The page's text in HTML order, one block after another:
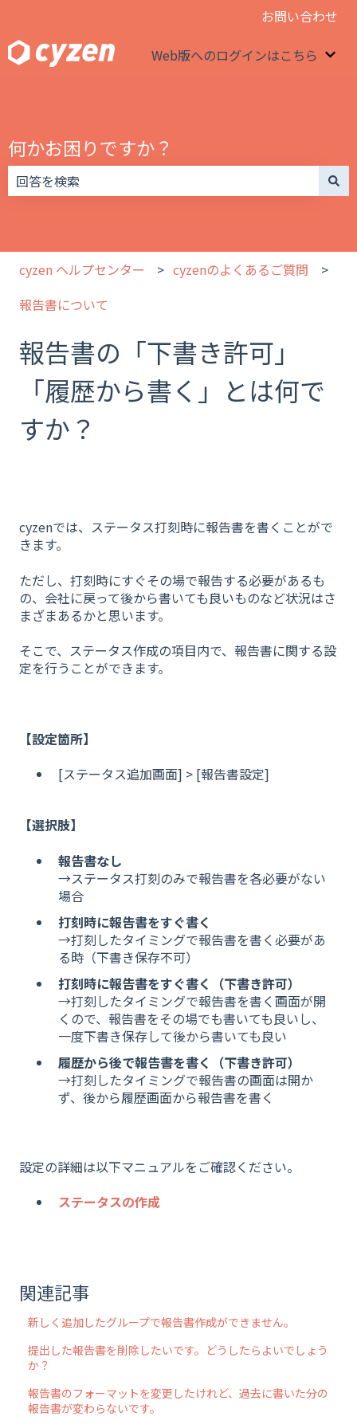
お問い合わせ
Web版へのログインはこちら
何かお困りですか？
cyzen ヘルプセンター
cyzenのよくあるご質問
報告書について
報告書の「下書き許可」
「履歴から書く」とは何で
すか？
cyzenでは、ステータス打刻時に報告書を書くことがで
きます。
ただし、打刻時にすぐその場で報告する必要があるも
の、会社に戻って後から書いても良いものなど状況はさ
まざまあるかと思います。
そこで、ステータス作成の項目内で、報告書に関する設
定を行うことができます。
【設定箇所】
[ステータス追加画面] > [報告書設定]
【選択肢】
報告書なし
→ステータス打刻のみで報告書を各必要がない
場合
打刻時に報告書をすぐ書く
→打刻したタイミングで報告書を書く必要があ
る時（下書き保存不可）
打刻時に報告書をすぐ書く（下書き許可）
→打刻したタイミングで報告書を書く画面が開
くので、報告書をその場でも書いても良いし、
一度下書き保存して後から書いても良い
履歴から後で報告書を書く（下書き許可）
→打刻したタイミングで報告書の画面は開か
ず、後から履歴画面から報告書を書く
設定の詳細は以下マニュアルをご確認ください。
ステータスの作成
関連記事
新しく追加したグループで報告書作成ができません。
提出した報告書を削除したいです。どうしたらよいでしょう
か？
報告書のフォーマットを変更したけれど、過去に書いた分の
報告書が変わらないです。